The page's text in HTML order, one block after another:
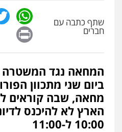
0543986802
אלי אונגר
0507302623
לוי מלאך
פלילי פשיעה
0544231863
שתף כתבה עם
חברים
המחאה נגד
ביום שני מתכוון
מחאה, שבה קוראים
הארץ לא להיכנס
10:00 ל-11:00